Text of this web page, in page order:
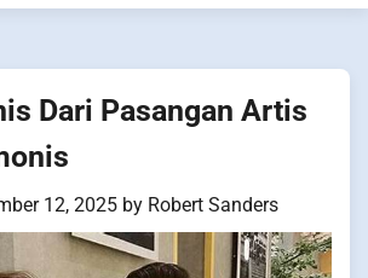
Dari Pasangan Artis
12, 2025 by Robert Sanders